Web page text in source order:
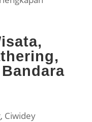
Ciwidey